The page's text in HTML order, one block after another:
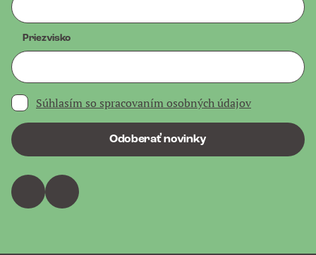
Priezvisko
Súhlasím so spracovaním osobných údajov
Odoberať novinky